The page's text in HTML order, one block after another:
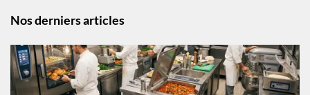
Nos derniers articles